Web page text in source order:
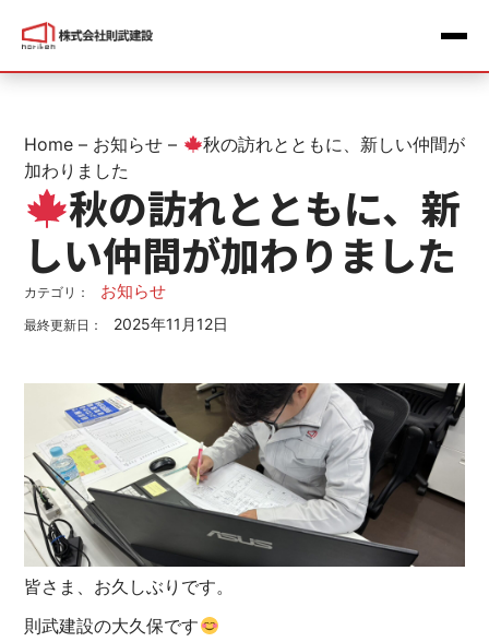
Home – お知らせ –
秋の訪れとともに、新しい仲間が
加わりました
秋の訪れとともに、新
しい仲間が加わりました
カテゴリ： お知らせ
最終更新日： 2025年11月12日
皆さま、お久しぶりです。
則武建設の大久保です